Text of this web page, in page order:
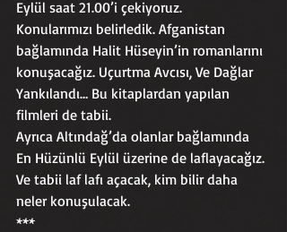
Eylül saat 21.00’i çekiyoruz.
Konularımızı belirledik. Afganistan
bağlamında Halit Hüseyin’in romanlarını
konuşacağız. Uçurtma Avcısı, Ve Dağlar
Yankılandı… Bu kitaplardan yapılan
filmleri de tabii.
Ayrıca Altındağ’da olanlar bağlamında
En Hüzünlü Eylül üzerine de laflayacağız.
Ve tabii laf lafı açacak, kim bilir daha
neler konuşulacak.
***